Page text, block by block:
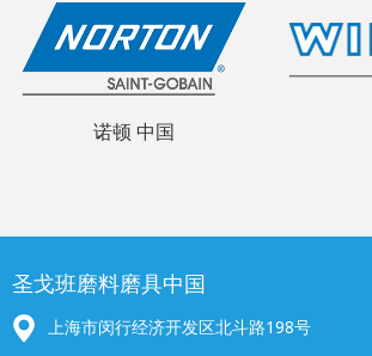
诺顿 中国
圣戈班磨料磨具中国
上海市闵行经济开发区北斗路198号